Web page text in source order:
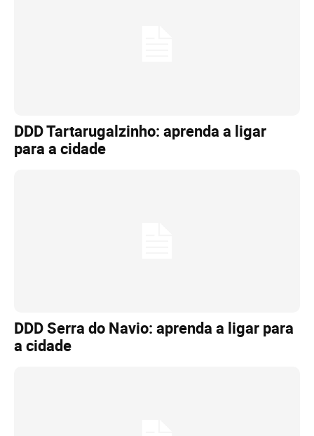
DDD Tartarugalzinho: aprenda a ligar
para a cidade
DDD Serra do Navio: aprenda a ligar para
a cidade